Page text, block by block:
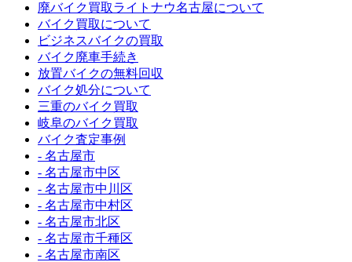
廃バイク買取ライトナウ名古屋について
バイク買取について
ビジネスバイクの買取
バイク廃車手続き
放置バイクの無料回収
バイク処分について
三重のバイク買取
岐阜のバイク買取
バイク査定事例
- 名古屋市
- 名古屋市中区
- 名古屋市中川区
- 名古屋市中村区
- 名古屋市北区
- 名古屋市千種区
- 名古屋市南区